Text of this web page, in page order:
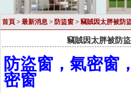
首頁 > 最新消息 > 防盜窗 > 竊賊因太胖被防
竊賊因太胖被防
防盜窗，氣密窗
密窗